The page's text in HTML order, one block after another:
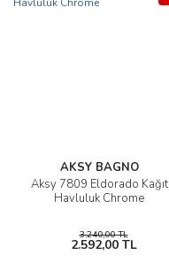
AKSY BAGNO
Aksy 7809 Eldorado Kağıt
Havluluk Chrome
3.240,00 TL
2.592,00 TL